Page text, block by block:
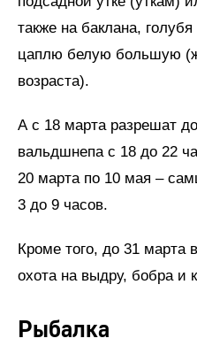
также на баклана,
цаплю белую большую
возраста).
А с 18 марта разрешат
вальдшнепа с 18 до 22
20 марта по 10 мая –
3 до 9 часов.
Кроме того, до 31 марта
охота на выдру, бобра и
Рыбалка